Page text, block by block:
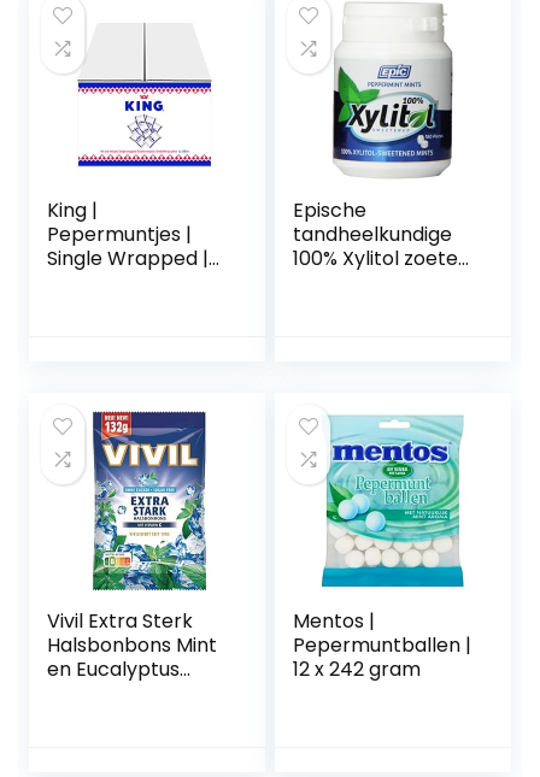
King |
Pepermuntjes |
Single Wrapped |
Epische
tandheelkundige
100% Xylitol zoete
Vivil Extra Sterk
Halsbonbons Mint
en Eucalyptus
Mentos |
Pepermuntballen |
12 x 242 gram